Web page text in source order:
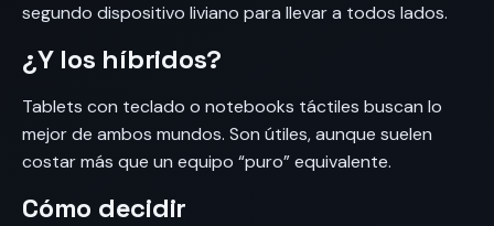
segundo dispositivo liviano para llevar a todos lados.
¿Y los híbridos?
Tablets con teclado o notebooks táctiles buscan lo
mejor de ambos mundos. Son útiles, aunque suelen
costar más que un equipo “puro” equivalente.
Cómo decidir